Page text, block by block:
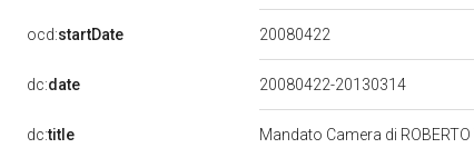
ocd:startDate 20080422
dc:date 20080422-20130314
dc:title Mandato Camera di